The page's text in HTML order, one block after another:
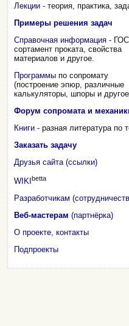
Лекции - теория, практика,
Примеры решения задач
Справочная информация -
сортамент проката, свойства
материалов и другое.
Программы по сопромату
(построение эпюр, различные
калькуляторы, шпоры и
Форум сопромата и
Книги - разная литература по
Заказать задачу
Друзья сайта (ссылки)
WIKI betta
Разработчикам
Веб-мастерам (партнёрка)
О проекте, контакты
Подпроекты